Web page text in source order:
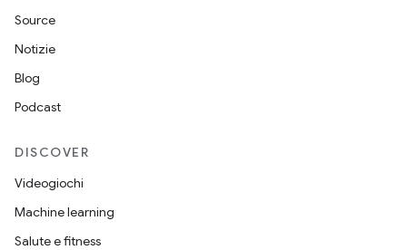
Source
Notizie
Blog
Podcast
DISCOVER
Videogiochi
Machine learning
Salute e fitness